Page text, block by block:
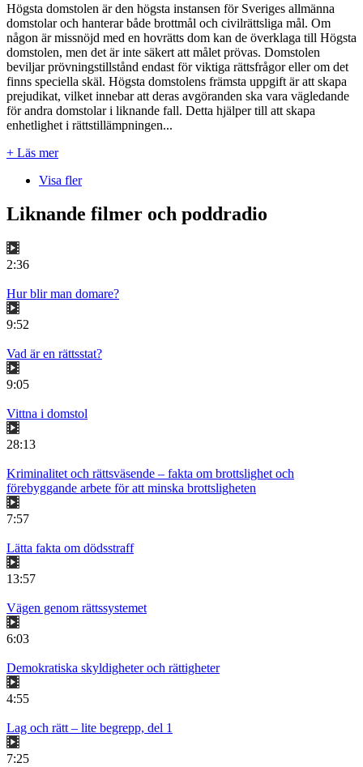
Högsta domstolen är den högsta instansen för Sveriges allmänna
domstolar och hanterar både brottmål och civilrättsliga mål. Om
någon är missnöjd med en hovrätts dom kan de överklaga till Högsta
domstolen, men det är inte säkert att målet prövas. Domstolen
beviljar prövningstillstånd endast för viktiga rättsfrågor eller om det
finns speciella skäl. Högsta domstolens främsta uppgift är att skapa
prejudikat, vilket innebar att deras avgöranden ska vara vägledande
för andra domstolar i liknande fall. Detta hjälper till att skapa
enhetlighet i rättstillämpningen...
+ Läs mer
Visa fler
Liknande filmer och poddradio
2:36
Hur blir man domare?
9:52
Vad är en rättsstat?
9:05
Vittna i domstol
28:13
Kriminalitet och rättsväsende – fakta om brottslighet och
förebyggande arbete för att minska brottsligheten
7:57
Lätta fakta om dödsstraff
13:57
Vägen genom rättssystemet
6:03
Demokratiska skyldigheter och rättigheter
4:55
Lag och rätt – lite begrepp, del 1
7:25